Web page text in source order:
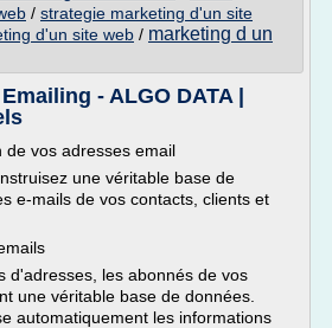
/ strategie marketing d'un site
d'un site web / marketing d un
- ALGO DATA |
de vos adresses email
une véritable base de
e-mails de vos contacts, clients et
d'adresses, les abonnés de vos
une véritable base de données.
automatiquement les informations